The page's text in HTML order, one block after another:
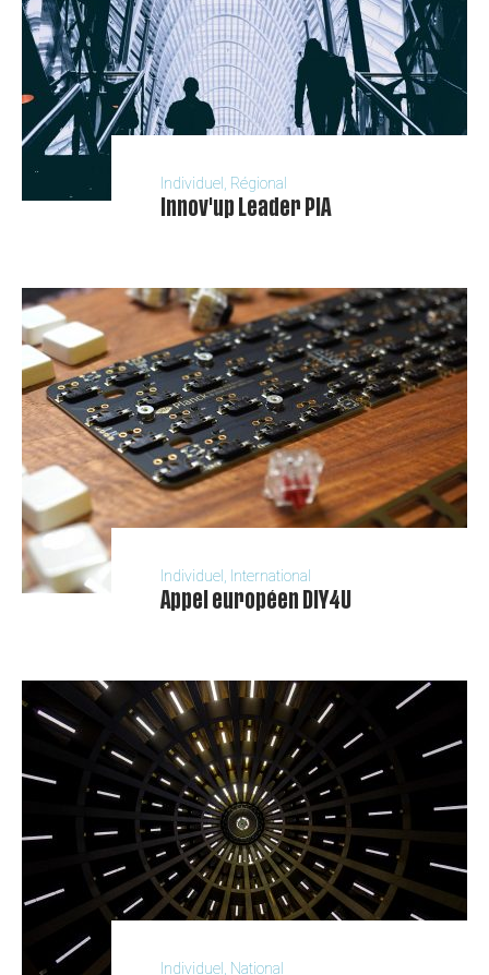
Individuel, Régional
Innov'up Leader PIA
Individuel, International
Appel européen DIY4U
Individuel, National